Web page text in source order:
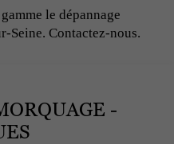
le dépannage
Seine. Contactez-nous.
-